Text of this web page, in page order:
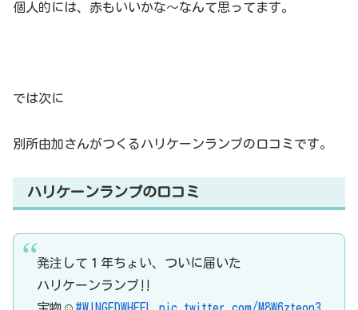
個人的には、赤もいいかな～なんて思ってます。
では次に
別所由加さんがつくるハリケーンランプの口コミです。
ハリケーンランプの口コミ
発注して１年ちょい、ついに届いた
ハリケーンランプ‼️